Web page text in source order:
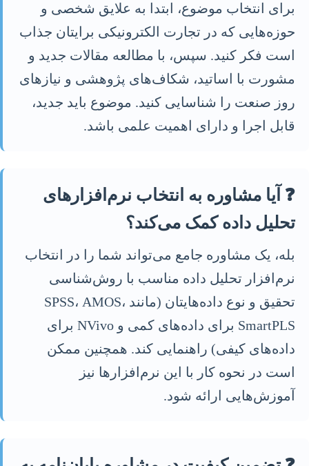
برای انتخاب موضوع، ابتدا به علایق شخصی و
حوزه‌هایی که در تجارت الکترونیکی برایتان جذاب
است فکر کنید. سپس، با مطالعه مقالات جدید و
مشورت با اساتید، شکاف‌های پژوهشی و نیازهای
روز صنعت را شناسایی کنید. موضوع باید جدید،
قابل اجرا و دارای اهمیت علمی باشد.
❓ آیا مشاوره به انتخاب نرم‌افزارهای
تحلیل داده کمک می‌کند؟
بله، یک مشاوره جامع می‌تواند شما را در انتخاب
نرم‌افزار تحلیل داده مناسب با روش‌شناسی
تحقیق و نوع داده‌هایتان (مانند SPSS، AMOS،
SmartPLS برای داده‌های کمی و NVivo برای
داده‌های کیفی) راهنمایی کند. همچنین ممکن
است در نحوه کار با این نرم‌افزارها نیز
آموزش‌هایی ارائه شود.